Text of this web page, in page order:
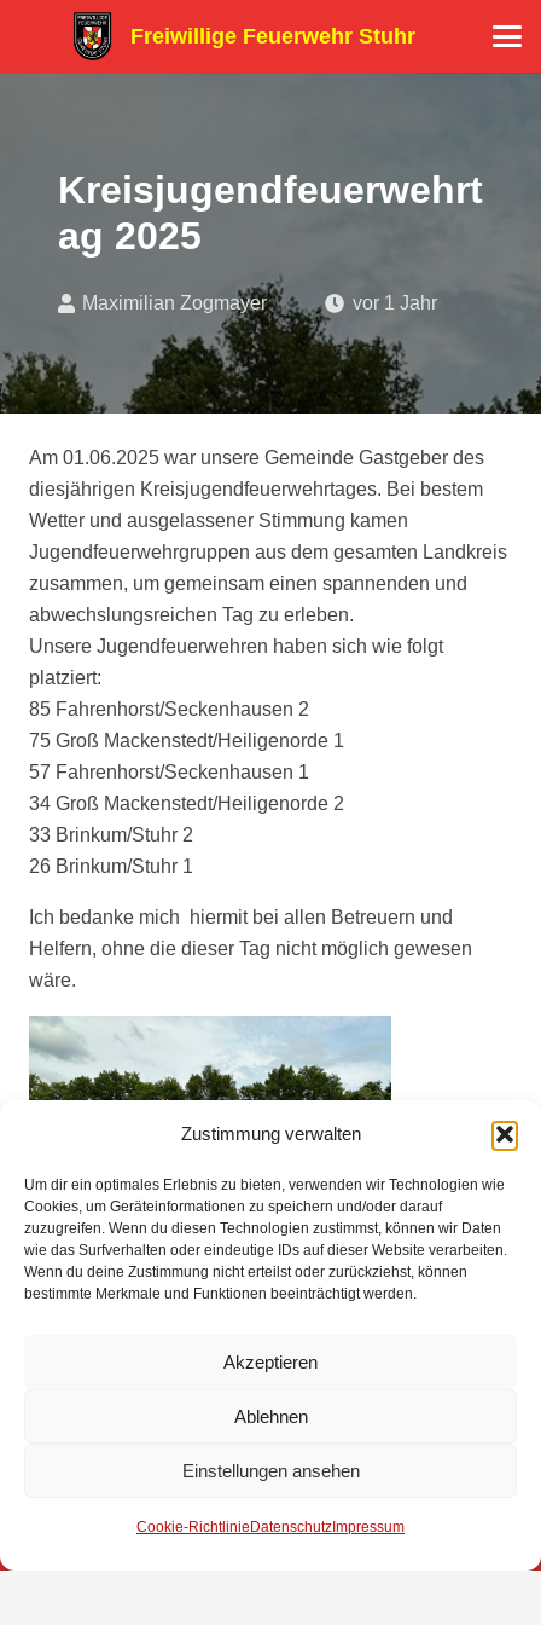
Zustimmung verwalten
Um dir ein optimales Erlebnis zu bieten, verwenden wir Technologien wie
Cookies, um Geräteinformationen zu speichern und/oder darauf
zuzugreifen. Wenn du diesen Technologien zustimmst, können wir Daten
wie das Surfverhalten oder eindeutige IDs auf dieser Website verarbeiten.
Wenn du deine Zustimmung nicht erteilst oder zurückziehst, können
bestimmte Merkmale und Funktionen beeinträchtigt werden.
Akzeptieren
Ablehnen
Einstellungen ansehen
Cookie-Richtlinie Datenschutz Impressum
Freiwillige Feuerwehr Stuhr
Kreisjugendfeuerwehrt
ag 2025
Maximilian Zogmayer vor 1 Jahr
Am 01.06.2025 war unsere Gemeinde Gastgeber des
diesjährigen Kreisjugendfeuerwehrtages. Bei bestem
Wetter und ausgelassener Stimmung kamen
Jugendfeuerwehrgruppen aus dem gesamten Landkreis
zusammen, um gemeinsam einen spannenden und
abwechslungsreichen Tag zu erleben.
Unsere Jugendfeuerwehren haben sich wie folgt
platziert:
85 Fahrenhorst/Seckenhausen 2
75 Groß Mackenstedt/Heiligenorde 1
57 Fahrenhorst/Seckenhausen 1
34 Groß Mackenstedt/Heiligenorde 2
33 Brinkum/Stuhr 2
26 Brinkum/Stuhr 1
Ich bedanke mich hiermit bei allen Betreuern und
Helfern, ohne die dieser Tag nicht möglich gewesen
wäre.
Impressum